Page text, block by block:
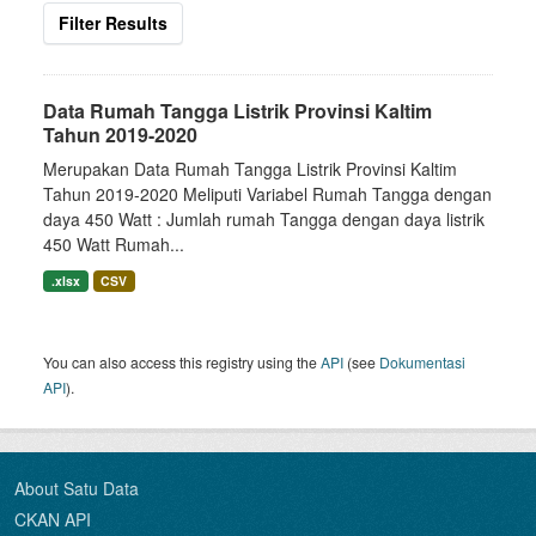
Filter Results
Data Rumah Tangga Listrik Provinsi Kaltim
Tahun 2019-2020
Merupakan Data Rumah Tangga Listrik Provinsi Kaltim
Tahun 2019-2020 Meliputi Variabel Rumah Tangga dengan
daya 450 Watt : Jumlah rumah Tangga dengan daya listrik
450 Watt Rumah...
.xlsx CSV
You can also access this registry using theAPI (see Dokumentasi
API).
About Satu Data
CKAN API